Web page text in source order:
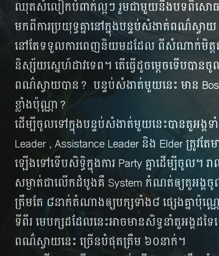
ឈុត​សំលៀក​បំពាក់​ល្អៗ រួម​ជាមួយ​នឹង​បទ​ពិសោធ
មក​ពី​​ការ​ប្រយុទ្ធ​គ្នា​នៅ​ក្នុង​បន្ទប់​សំងាត់​ពណ៌​ស្វា
នៅ​តែ​ទទួល​ការ​ពេញ​និយម​ដដែល​ ពី​សំណាក់​មិត្ត​គាំ​
និស្ស័យ​ស្នេហ៍​ដាវ​ទេព។ តើ​ធ្វើ​ដូច​ម្ដេច​ទើប​បាន​
ពណ៌​ស្វាយ​បាន? បន្ទប់​សំងាត់​មួយ​នេះ មាន​
ខ្លាំង​ប៉ុណ្ណា?
ដើម្បី​ចូល​ទៅ​ក្នុង​បន្ទប់​សំងាត់​មួយ​នេះ​បាន​តួអង្គ​
Leader , Assistance Leader និង​ Elder ត្រូវ​
ឡើង​ទៅ​ទើប​សិទ្ធិ​ក្នុង​ការ​ Party គ្នា​ដើម្បី​ចូល។ រ
សម្ងាត់​ជា​លើក​ដំបូង​គឺ​ System កំណត់​ឲ្យ​តួអង្គ​
ត្រឹមតែ ៨នាក់​តំណាង​ឲ្យ​បក្ស​ទាំង៨ ផ្សេង​គ្នា​
ទី​ពីរ មេ​បក្ស​ដដែល​នេះ​អាច​មាន​សិទ្ធ​នាំ​តួអង្គ​ដ
ពណ៌ស្វាយ​នេះ ច្រើន​បំផុត​ត្រឹម ៦០នាក់។